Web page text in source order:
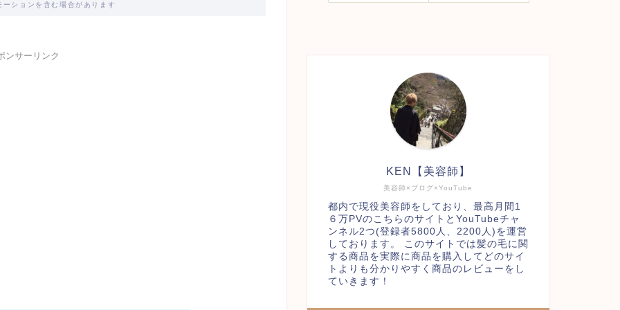
ーションを含む場合があります
ンサーリンク
美容師×ブログ×YouTube
KEN【美容師】
都内で現役美容師をしており、最高月間1
６万PVのこちらのサイトとYouTubeチャ
ンネル2つ(登録者5800人、2200人)を運営
しております。 このサイトでは髪の毛に関
する商品を実際に商品を購入してどのサイ
トよりも分かりやすく商品のレビューをし
ていきます！